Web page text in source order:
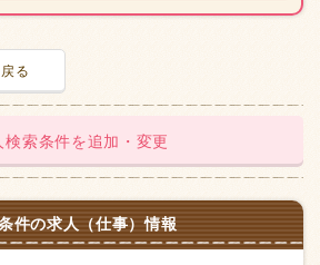
る
検索条件を追加・変更
件の求人（仕事）情報